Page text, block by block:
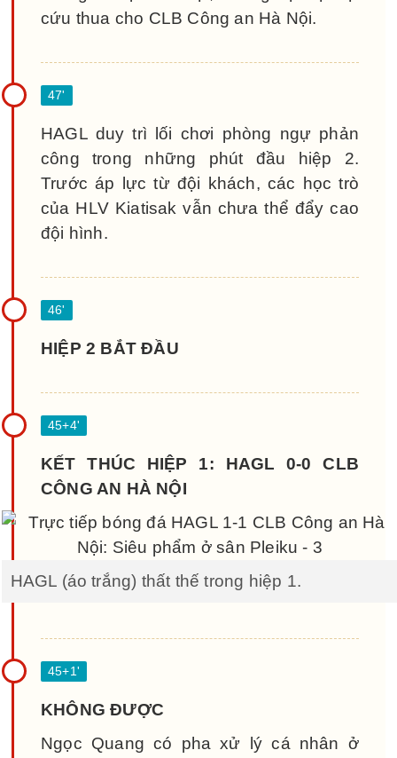
cứu thua cho CLB Công an Hà Nội.
HAGL duy trì lối chơi phòng ngự phản
công trong những phút đầu hiệp 2.
Trước áp lực từ đội khách, các học trò
của HLV Kiatisak vẫn chưa thể đẩy cao
đội hình.
HIỆP 2 BẮT ĐẦU
KẾT THÚC HIỆP 1: HAGL 0-0 CLB
CÔNG AN HÀ NỘI
HAGL (áo trắng) thất thế trong hiệp 1.
KHÔNG ĐƯỢC
Ngọc Quang có pha xử lý cá nhân ở